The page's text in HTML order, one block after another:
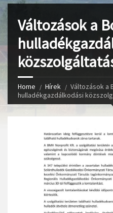
Változások a
Home Hírek
Változások a
hulladékgazdálkodási